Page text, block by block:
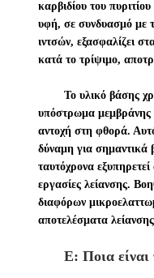
καρβιδίου του
υφή, σε συνδυασμό με
ιντσών, εξασφαλίζει
κατά το τρίψιμο,
Το υλικό βάσης
υπόστρωμα μεμβράνης
αντοχή στη φθορά.
δύναμη για σημαντικά
ταυτόχρονα εξυπηρετεί
εργασίες λείανσης.
διαφόρων
αποτελέσματα
Ε: Ποια